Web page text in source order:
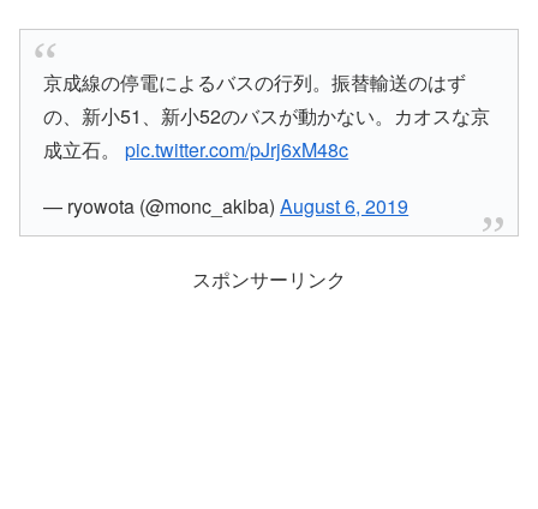
京成線の停電によるバスの行列。振替輸送のはず
の、新小51、新小52のバスが動かない。カオスな京
成立石。pic.twitter.com/pJrj6xM48c
— ryowota (@monc_akiba)August 6, 2019
スポンサーリンク